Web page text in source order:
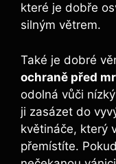
které je dobře
silným větrem.
Také je dobré
ochraně před
odolná vůči
ji zasázet do
květináče, který
přemístíte.